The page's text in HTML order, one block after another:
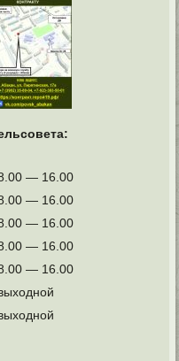
— 16.00
— 16.00
— 16.00
— 16.00
— 16.00